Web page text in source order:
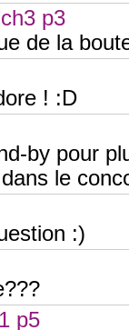
ch3 p3
de la
! :D
by pour
le
:)
p5